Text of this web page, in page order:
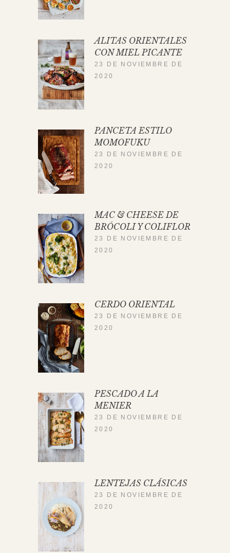
ALITAS ORIENTALES
CON MIEL PICANTE
23 DE NOVIEMBRE DE
2020
PANCETA ESTILO
MOMOFUKU
23 DE NOVIEMBRE DE
2020
MAC & CHEESE DE
BRÓCOLI Y COLIFLOR
23 DE NOVIEMBRE DE
2020
CERDO ORIENTAL
23 DE NOVIEMBRE DE
2020
PESCADO A LA
MENIER
23 DE NOVIEMBRE DE
2020
LENTEJAS CLÁSICAS
23 DE NOVIEMBRE DE
2020